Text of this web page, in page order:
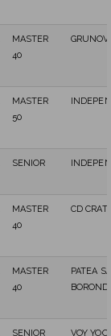
MASTER
40
MASTER
50
SENIOR
MASTER
40
CD
MASTER
40
PATEA
SENIOR
VOY